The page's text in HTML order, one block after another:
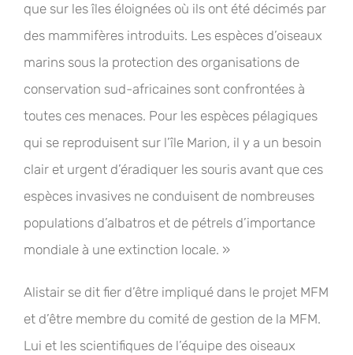
que sur les îles éloignées où ils ont été décimés par
des mammifères introduits. Les espèces d’oiseaux
marins sous la protection des organisations de
conservation sud-africaines sont confrontées à
toutes ces menaces. Pour les espèces pélagiques
qui se reproduisent sur l’île Marion, il y a un besoin
clair et urgent d’éradiquer les souris avant que ces
espèces invasives ne conduisent de nombreuses
populations d’albatros et de pétrels d’importance
mondiale à une extinction locale. »
Alistair se dit fier d’être impliqué dans le projet MFM
et d’être membre du comité de gestion de la MFM.
Lui et les scientifiques de l’équipe des oiseaux